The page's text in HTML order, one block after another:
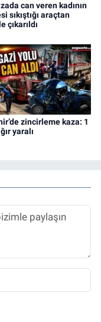
can veren kadının
sıkıştığı araçtan
çıkarıldı
zincirleme kaza: 1
yaralı